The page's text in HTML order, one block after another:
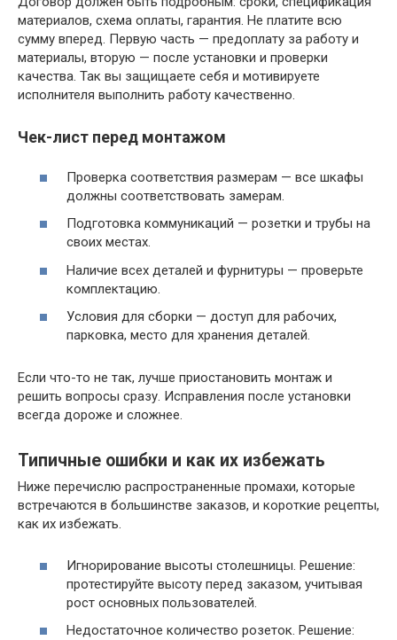
материалов, схема оплаты, гарантия. Не платите всю
сумму вперед. Первую часть — предоплату за работу и
материалы, вторую — после установки и проверки
качества. Так вы защищаете себя и мотивируете
исполнителя выполнить работу качественно.
Чек-лист перед монтажом
Проверка соответствия размерам — все шкафы
должны соответствовать замерам.
Подготовка коммуникаций — розетки и трубы на
своих местах.
Наличие всех деталей и фурнитуры — проверьте
комплектацию.
Условия для сборки — доступ для рабочих,
парковка, место для хранения деталей.
Если что-то не так, лучше приостановить монтаж и
решить вопросы сразу. Исправления после установки
всегда дороже и сложнее.
Типичные ошибки и как их избежать
Ниже перечислю распространенные промахи, которые
встречаются в большинстве заказов, и короткие рецепты,
как их избежать.
Игнорирование высоты столешницы. Решение:
протестируйте высоту перед заказом, учитывая
рост основных пользователей.
Недостаточное количество розеток. Решение: